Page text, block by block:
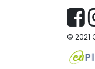
© 2021